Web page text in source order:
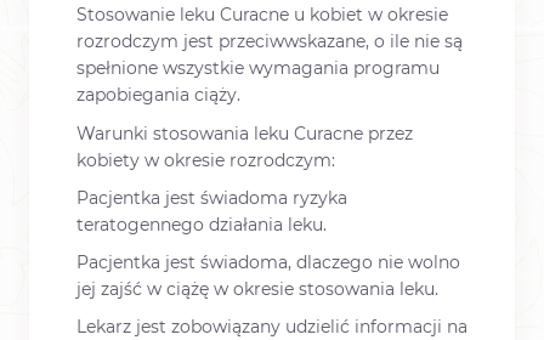
Stosowanie leku Curacne u kobiet w okresie
rozrodczym jest przeciwwskazane, o ile nie są
spełnione wszystkie wymagania programu
zapobiegania ciąży.
Warunki stosowania leku Curacne przez
kobiety w okresie rozrodczym:
Pacjentka jest świadoma ryzyka
teratogennego działania leku.
Pacjentka jest świadoma, dlaczego nie wolno
jej zajść w ciążę w okresie stosowania leku.
Lekarz jest zobowiązany udzielić informacji na